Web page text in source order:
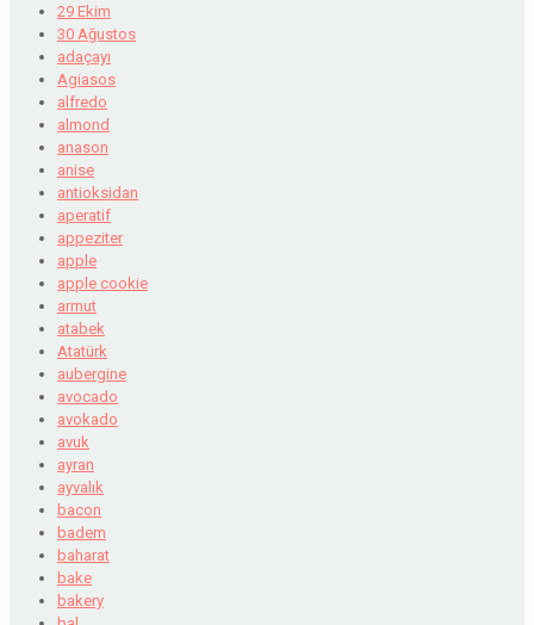
29 Ekim
30 Ağustos
adaçayı
Agiasos
alfredo
almond
anason
anise
antioksidan
aperatif
appeziter
apple
apple cookie
armut
atabek
Atatürk
aubergine
avocado
avokado
avuk
ayran
ayvalık
bacon
badem
baharat
bake
bakery